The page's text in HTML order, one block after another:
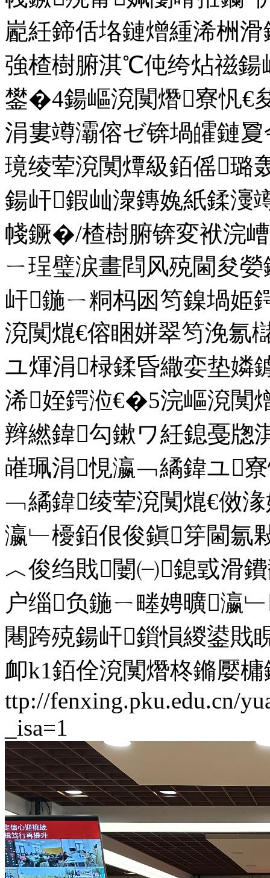
嶏紝鍗佸垎鏈熷緟浠栦
強楂樹腑淇℃伅绔炶禌鍚
鐢�4鍚嶇渷闃熸寮忛€
涓婁竴灞傛ゼ锛堝皬鏈
璄绫荤渷闃燂級銆傜璐
鍚屽鍜屾潨鏄婏紙鍒濅
帴鐝�/楂樹腑锛変袱浣
ㄧ珵璧涙畫閰风殑閫夋
屽鍦ㄧ粡杩囦笉鎳堝姫
渷闃熴€傛睏姘翠笉浼氱
ユ煇涓椂鍒昏繖娈垫嫾
浠姪鍔涖€�5浣嶇渷闃
辫繎鍏勾鏉ワ紝鎴戞牎
嶉珮涓悓瀛﹁繘鍏ユ
﹁繘鍏绫荤渷闃熴€傚
瀛﹂櫌銆佷俊鎭笌閫氱
︿俊绉戝闄㈠鎴戜滑
户缁负鍦ㄧ畻娉曠瀛
闀跨殑鍚屽鎻愪緵鍙戝
卹k1銆佺渷闃熸柊鏅嬮
ttp://fenxing.pku.edu.cn/
_isa=1